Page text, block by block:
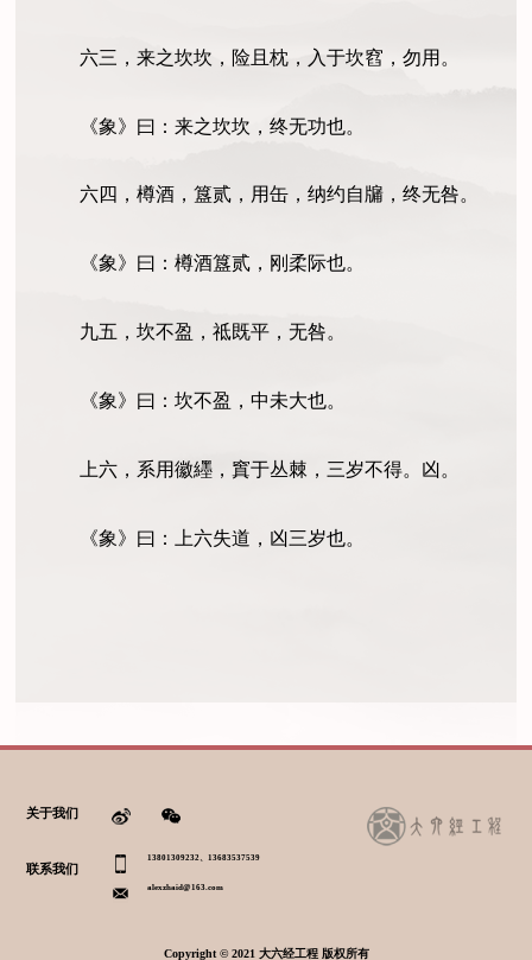
六三，来之坎坎，险且枕，入于坎窞，勿用。
《象》曰：来之坎坎，终无功也。
六四，樽酒，簋贰，用缶，纳约自牖，终无咎。
《象》曰：樽酒簋贰，刚柔际也。
九五，坎不盈，祗既平，无咎。
《象》曰：坎不盈，中未大也。
上六，系用徽纆，窴于丛棘，三岁不得。凶。
《象》曰：上六失道，凶三岁也。
关于我们
联系我们
13801309232、13683537539
alexzhaid@163.com
Copyright © 2021 大六经工程 版权所有